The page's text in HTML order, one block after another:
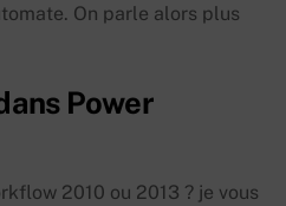
On parle alors plus
Power
2010 ou 2013 ? je vous